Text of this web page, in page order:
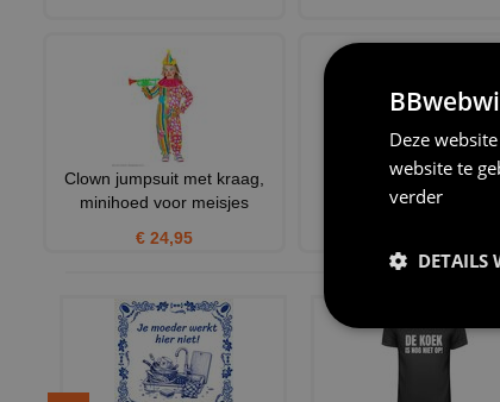
Clown jumpsuit met kraag,
minihoed voor meisjes
€ 24,95
Clownspruik
krullend zwart
Deze
website te
verder
DETAILS